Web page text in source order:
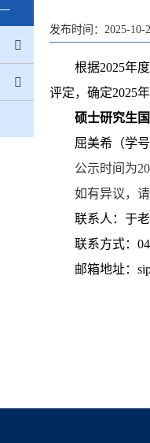
发布时间：2025-
根据2025年
评定，确定2025
硕士研究生
屈美希（学
公示时间为
如有异议，
联系人：于
联系方式：
邮箱地址：